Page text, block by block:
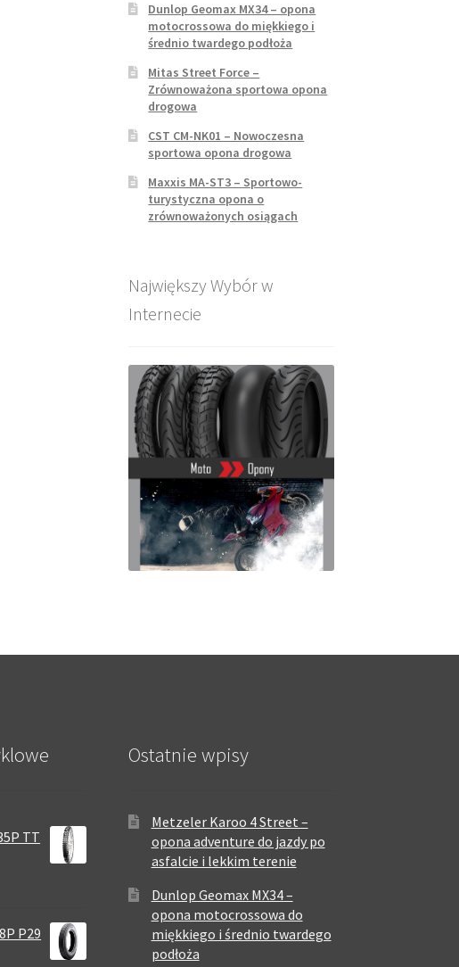
Dunlop Geomax MX34 – opona
motocrossowa do miękkiego i
średnio twardego podłoża
Mitas Street Force –
Zrównoważona sportowa opona
drogowa
CST CM-NK01 – Nowoczesna
sportowa opona drogowa
Maxxis MA-ST3 – Sportowo-
turystyczna opona o
zrównoważonych osiągach
Największy Wybór w
Internecie
TT
P29
Ostatnie wpisy
Metzeler Karoo 4 Street –
opona adventure do jazdy po
asfalcie i lekkim terenie
Dunlop Geomax MX34 –
opona motocrossowa do
miękkiego i średnio twardego
podłoża